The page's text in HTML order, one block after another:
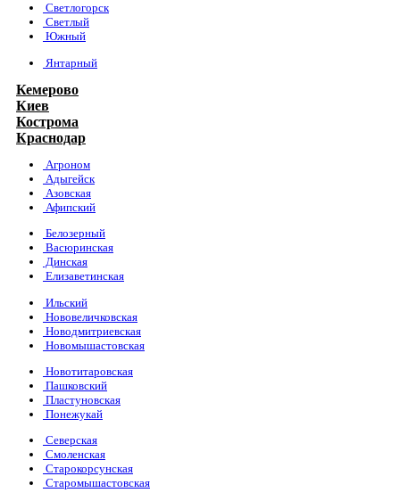
Светлогорск
Светлый
Южный
Янтарный
Кемерово
Киев
Кострома
Краснодар
Агроном
Адыгейск
Азовская
Афипский
Белозерный
Васюринская
Динская
Елизаветинская
Ильский
Нововеличковская
Новодмитриевская
Новомышастовская
Новотитаровская
Пашковский
Пластуновская
Понежукай
Северская
Смоленская
Старокорсунская
Старомышастовская